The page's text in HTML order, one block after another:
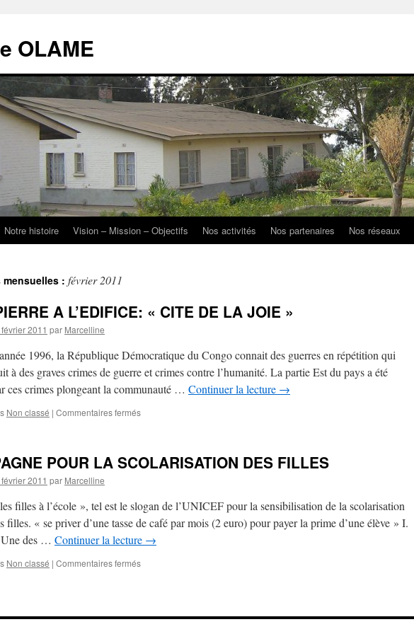
OLAME
Notre histoire Vision – Mission – Objectifs Nos activités Nos partenaires Nos réseaux
: février 2011
A L’EDIFICE: « CITE DE LA JOIE »
2011 par Marcelline
1996, la République Démocratique du Congo connait des guerres en répétition qui
à des graves crimes de guerre et crimes contre l’humanité. La partie Est du pays a été
ces crimes plongeant la communauté … Continuer la lecture →
Non classé | Commentaires ferméssur
L’EDIFICE:
JOIE »
POUR LA SCOLARISATION DES FILLES
2011 par Marcelline
filles à l’école », tel est le slogan de l’UNICEF pour la sensibilisation de la scolarisation
filles. « se priver d’une tasse de café par mois (2 euro) pour payer la prime d’une élève » I.
des … Continuer la lecture →
Non classé | Commentaires ferméssur